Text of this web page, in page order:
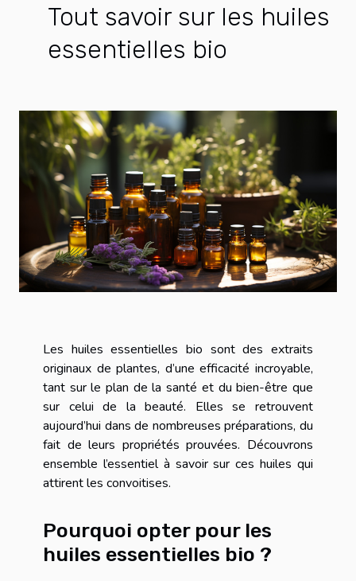
Tout savoir sur les huiles
essentielles bio
Les huiles essentielles bio sont des extraits
originaux de plantes, d’une efficacité incroyable,
tant sur le plan de la santé et du bien-être que
sur celui de la beauté. Elles se retrouvent
aujourd’hui dans de nombreuses préparations, du
fait de leurs propriétés prouvées. Découvrons
ensemble l’essentiel à savoir sur ces huiles qui
attirent les convoitises.
Pourquoi opter pour les
huiles essentielles bio ?